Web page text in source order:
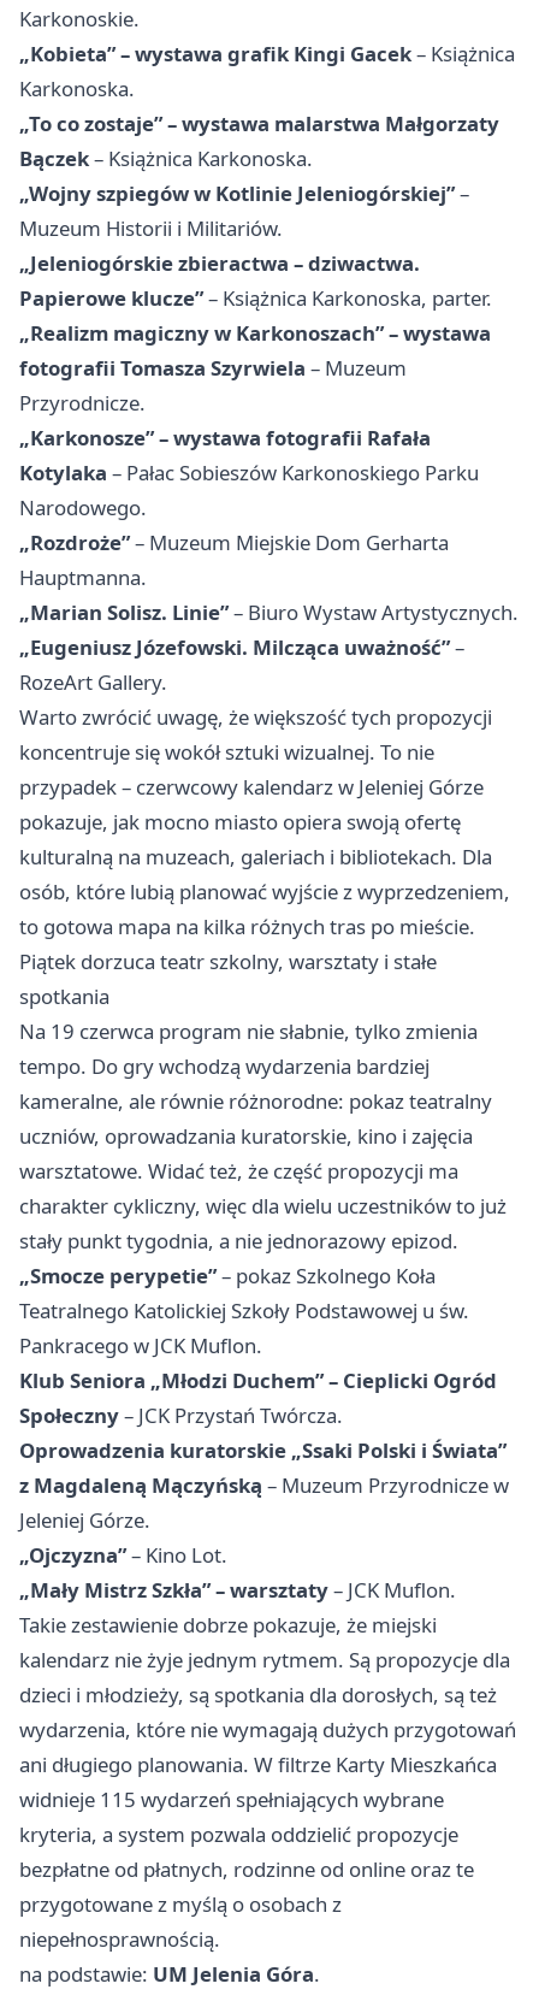
Karkonoskie.
„Kobieta” – wystawa grafik Kingi Gacek– Książnica
Karkonoska.
„To co zostaje” – wystawa malarstwa Małgorzaty
Bączek– Książnica Karkonoska.
„Wojny szpiegów w Kotlinie Jeleniogórskiej”–
Muzeum Historii i Militariów.
„Jeleniogórskie zbieractwa – dziwactwa.
Papierowe klucze”– Książnica Karkonoska, parter.
„Realizm magiczny w Karkonoszach” – wystawa
fotografii Tomasza Szyrwiela – Muzeum
Przyrodnicze.
„Karkonosze” – wystawa fotografii Rafała
Kotylaka – Pałac Sobieszów Karkonoskiego Parku
Narodowego.
„Rozdroże”– Muzeum Miejskie Dom Gerharta
Hauptmanna.
„Marian Solisz. Linie”– Biuro Wystaw Artystycznych.
„Eugeniusz Józefowski. Milcząca uważność”–
RozeArt Gallery.
Warto zwrócić uwagę, że większość tych propozycji
koncentruje się wokół sztuki wizualnej. To nie
przypadek – czerwcowy kalendarz w Jeleniej Górze
pokazuje, jak mocno miasto opiera swoją ofertę
kulturalną na muzeach, galeriach i bibliotekach. Dla
osób, które lubią planować wyjście z wyprzedzeniem,
to gotowa mapa na kilka różnych tras po mieście.
Piątek dorzuca teatr szkolny, warsztaty i stałe
spotkania
Na 19 czerwca program nie słabnie, tylko zmienia
tempo. Do gry wchodzą wydarzenia bardziej
kameralne, ale równie różnorodne: pokaz teatralny
uczniów, oprowadzania kuratorskie, kino i zajęcia
warsztatowe. Widać też, że część propozycji ma
charakter cykliczny, więc dla wielu uczestników to już
stały punkt tygodnia, a nie jednorazowy epizod.
„Smocze perypetie”– pokaz Szkolnego Koła
Teatralnego Katolickiej Szkoły Podstawowej u św.
Pankracego w JCK Muflon.
Klub Seniora „Młodzi Duchem” – Cieplicki Ogród
Społeczny– JCK Przystań Twórcza.
Oprowadzenia kuratorskie „Ssaki Polski i Świata”
z Magdaleną Mączyńską – Muzeum Przyrodnicze w
Jeleniej Górze.
„Ojczyzna”– Kino Lot.
„Mały Mistrz Szkła” – warsztaty– JCK Muflon.
Takie zestawienie dobrze pokazuje, że miejski
kalendarz nie żyje jednym rytmem. Są propozycje dla
dzieci i młodzieży, są spotkania dla dorosłych, są też
wydarzenia, które nie wymagają dużych przygotowań
ani długiego planowania. W filtrze Karty Mieszkańca
widnieje 115 wydarzeń spełniających wybrane
kryteria, a system pozwala oddzielić propozycje
bezpłatne od płatnych, rodzinne od online oraz te
przygotowane z myślą o osobach z
niepełnosprawnością.
na podstawie: UM Jelenia Góra.